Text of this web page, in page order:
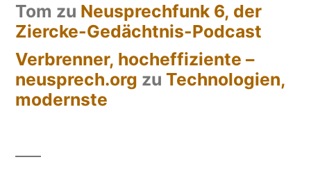
Tom zu Neusprechfunk 6, der
Ziercke-Gedächtnis-Podcast
Verbrenner, hocheffiziente –
neusprech.org zu Technologien,
modernste